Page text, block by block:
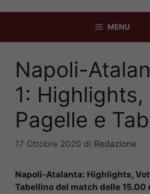
MENU
Napoli-
1: Highlights,
Pagelle e
17 Ottobre 2020 di Redazione
Napoli-Atalanta: Highlights,
Tabellino del match delle 15.00